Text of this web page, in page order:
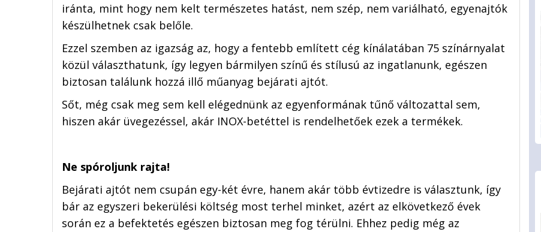
iránta, mint hogy nem kelt természetes hatást, nem szép, nem variálható, egyenajtók
készülhetnek csak belőle.
Ezzel szemben az igazság az, hogy a fentebb említett cég kínálatában 75 színárnyalat
közül választhatunk, így legyen bármilyen színű és stílusú az ingatlanunk, egészen
biztosan találunk hozzá illő műanyag bejárati ajtót.
Sőt, még csak meg sem kell elégednünk az egyenformának tűnő változattal sem,
hiszen akár üvegezéssel, akár INOX-betéttel is rendelhetőek ezek a termékek.
Ne spóroljunk rajta!
Bejárati ajtót nem csupán egy-két évre, hanem akár több évtizedre is választunk, így
bár az egyszeri bekerülési költség most terhel minket, azért az elkövetkező évek
során ez a befektetés egészen biztosan meg fog térülni. Ehhez pedig még az